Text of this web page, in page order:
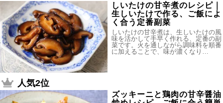
しいたけの甘辛煮のレシピ｜
生しいたけで作る、ご飯によ
く合う定番副菜
しいたけの甘辛煮は、生しいたけの風
味を活かして手早く作れる、定番の副
菜です。火を通しながら調味料を順番
に加えることで、味が濃くなり…
人気2位
ズッキーニと鶏肉の甘辛醤油